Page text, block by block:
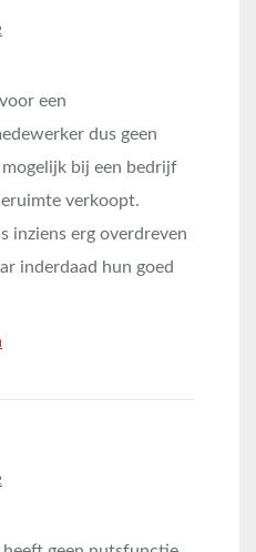
een
dus geen
bij een bedrijf
verkoopt.
inziens erg overdreven
inderdaad hun goed